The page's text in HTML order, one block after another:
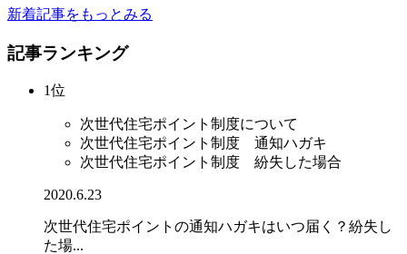
新着記事をもっとみる
記事ランキング
1位
次世代住宅ポイント制度について
次世代住宅ポイント制度 通知ハガキ
次世代住宅ポイント制度 紛失した場合
2020.6.23
次世代住宅ポイントの通知ハガキはいつ届く？紛失し
た場...